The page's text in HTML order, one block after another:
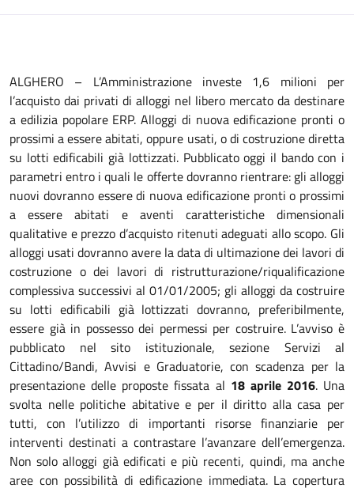
ALGHERO – L’Amministrazione investe 1,6 milioni per
l’acquisto dai privati di alloggi nel libero mercato da destinare
a edilizia popolare ERP. Alloggi di nuova edificazione pronti o
prossimi a essere abitati, oppure usati, o di costruzione diretta
su lotti edificabili già lottizzati. Pubblicato oggi il bando con i
parametri entro i quali le offerte dovranno rientrare: gli alloggi
nuovi dovranno essere di nuova edificazione pronti o prossimi
a essere abitati e aventi caratteristiche dimensionali
qualitative e prezzo d’acquisto ritenuti adeguati allo scopo. Gli
alloggi usati dovranno avere la data di ultimazione dei lavori di
costruzione o dei lavori di ristrutturazione/riqualificazione
complessiva successivi al 01/01/2005; gli alloggi da costruire
su lotti edificabili già lottizzati dovranno, preferibilmente,
essere già in possesso dei permessi per costruire. L’avviso è
pubblicato nel sito istituzionale, sezione Servizi al
Cittadino/Bandi, Avvisi e Graduatorie, con scadenza per la
presentazione delle proposte fissata al 18 aprile 2016. Una
svolta nelle politiche abitative e per il diritto alla casa per
tutti, con l’utilizzo di importanti risorse finanziarie per
interventi destinati a contrastare l’avanzare dell’emergenza.
Non solo alloggi già edificati e più recenti, quindi, ma anche
aree con possibilità di edificazione immediata. La copertura